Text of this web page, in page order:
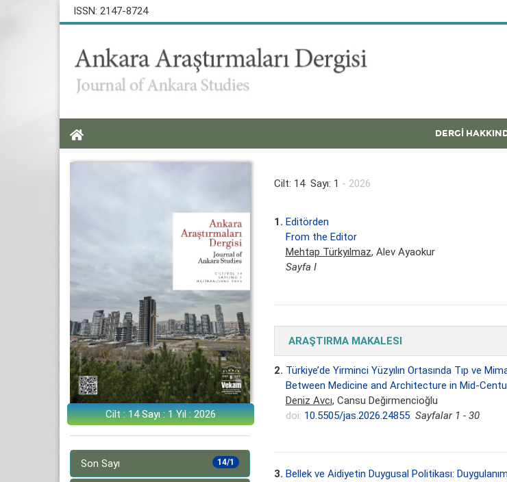
ISSN: 2147-8724
DERGİ
Cilt : 14 Sayı : 1 Yıl : 2026
14/1
Son Sayı
Cilt: 14 Sayı: 1 - 2026
1. Editörden
From the Editor
Mehtap Türkyılmaz, Alev Ayaokur
Sayfa I
ARAŞTIRMA MAKALESI
2. Türkiye’de Yirminci Yüzyılın Ortasında Tıp ve
Between Medicine and Architecture in Mid-
Deniz Avcı, Cansu Değirmencioğlu
doi: 10.5505/jas.2026.24855 Sayfalar 1 - 30
3. Bellek ve Aidiyetin Duygusal Politikası: